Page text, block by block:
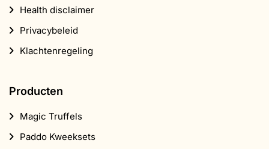
Health disclaimer
Privacybeleid
Klachtenregeling
Producten
Magic Truffels
Paddo Kweeksets